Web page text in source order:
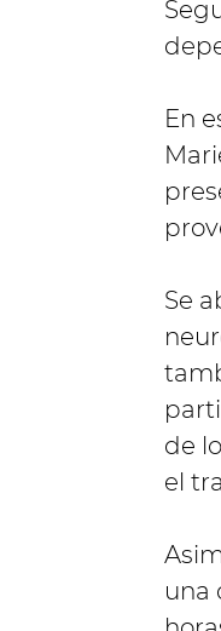
En
Se
de
el
una